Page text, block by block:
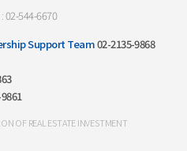
: 02-544-6670
Support Team02-2135-9868
OF REAL ESTATE INVESTMENT